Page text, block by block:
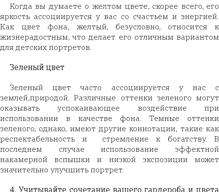
Когда вы думаете о желтом цвете, скорее всего, его
яркость ассоциируется у вас со счастьем и энергией.
Как цвет фона, желтый, безусловно, относится к
жизнерадостным, что делает его отличным вариантом
для детских портретов.
Зеленый цвет
Зеленый цвет часто ассоциируется у нас с
землей,природой. Различные оттенки зеленого могут
оказывать успокаивающее воздействие при
использовании в качестве фона. Темные оттенки
зеленого, однако, имеют другие коннотации, такие как
респектабельность и стремление к богатству. В
последнем случае использование эффектной
накамерной вспышки и низкой экспозиции может
значительно улучшить портрет.
4. Учитывайте сочетание вашего гардероба и цвета